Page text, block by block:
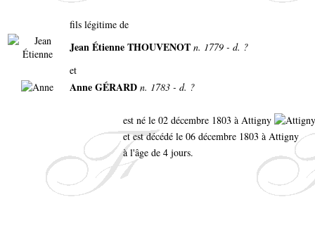
fils légitime de
Jean Étienne THOUVENOT n. 1779 - d. ?
et
Anne GÉRARD n. 1783 - d. ?
est né le 02 décembre 1803 à Attigny
et est décédé le 06 décembre 1803 à Attigny
à l'âge de 4 jours.